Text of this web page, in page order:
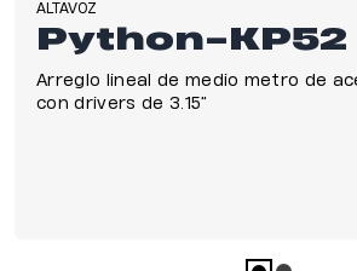
Templos
Parques de
ALTAVOZ
Python-KP52
Arreglo lineal de medio metro de
con drivers de 3.15”